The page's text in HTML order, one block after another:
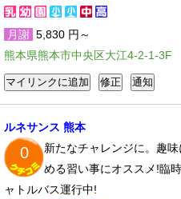
月謝 5,830 円～
熊本県熊本市中央区大江4-2-1-3F
ルネサンス 熊本
0
新たなチャレンジに。趣
める習い事にオススメ!臨
ャトルバス運行中!